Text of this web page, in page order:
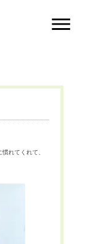
れてくれて、